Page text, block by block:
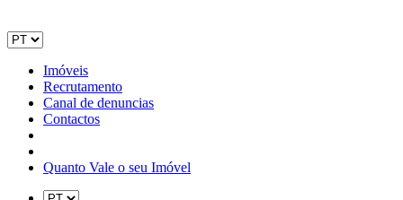
Imóveis
Recrutamento
Canal de denuncias
Contactos
Quanto Vale o seu Imóvel